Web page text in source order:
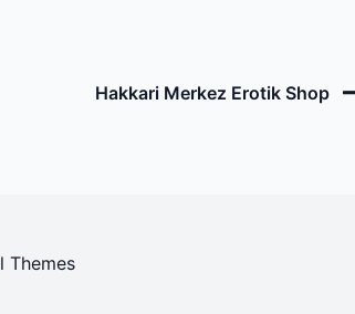
Hakkari Merkez Erotik Shop
Themes